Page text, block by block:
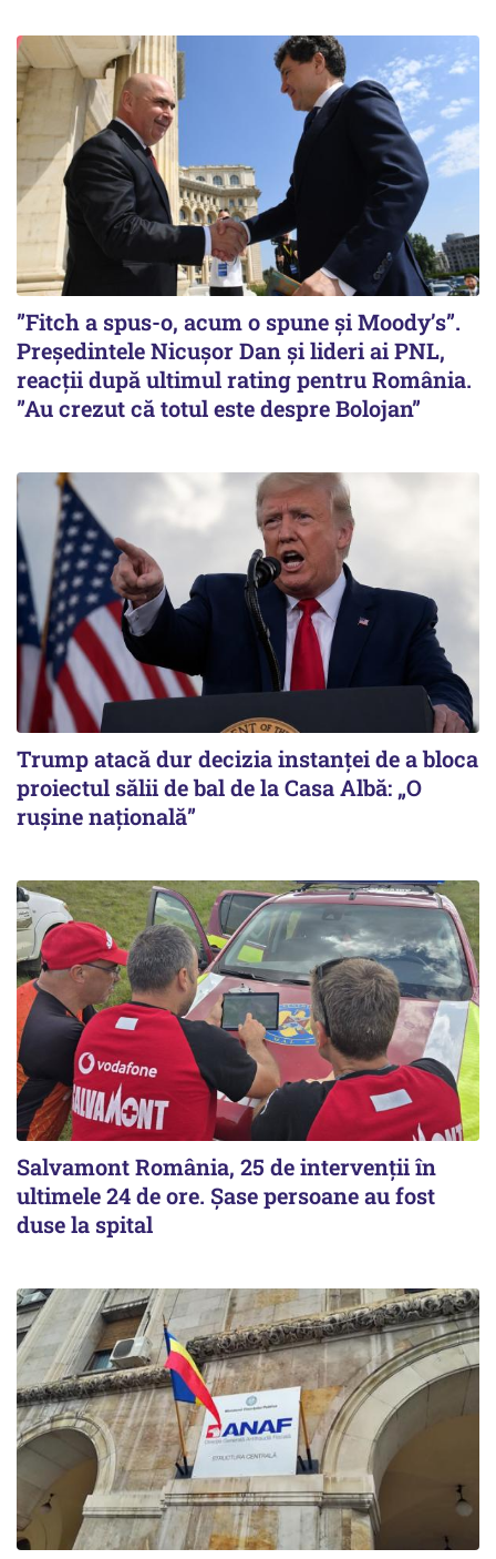
”Fitch a spus-o, acum o spune și Moody’s”.
Președintele Nicușor Dan și lideri ai PNL,
reacții după ultimul rating pentru România.
”Au crezut că totul este despre Bolojan”
Trump atacă dur decizia instanţei de a bloca
proiectul sălii de bal de la Casa Albă: „O
ruşine naţională”
Salvamont România, 25 de intervenții în
ultimele 24 de ore. Șase persoane au fost
duse la spital